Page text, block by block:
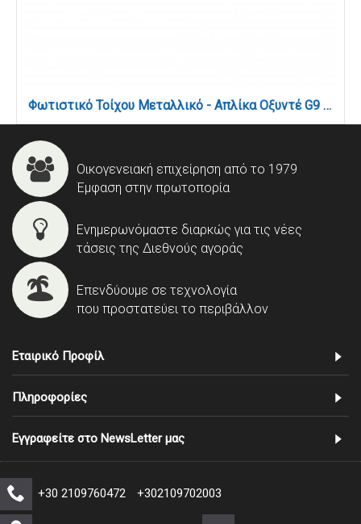
Φωτιστικό Τοίχου Μεταλλικό - Απλίκα Οξυντέ G9 με Γυαλί Αμμοβολής (1039-Οξυντέ)
Οικογενειακή επιχείρηση από το 1979
Έμφαση στην πρωτοπορία
Ενημερωνόμαστε διαρκώς για τις νέες
τάσεις της Διεθνούς αγοράς
Επενδύουμε σε τεχνολογία
που προστατεύει το περιβάλλον
Εταιρικό Προφίλ
Πληροφορίες
Εγγραφείτε στο NewsLetter μας
+30 2109760472 +302109702003